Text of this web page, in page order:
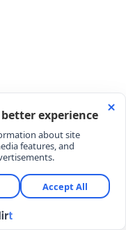
ise 140 TL ile